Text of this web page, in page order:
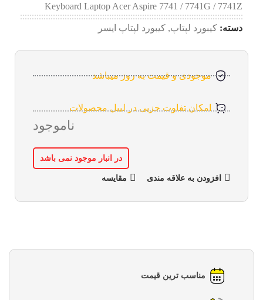
Keyboard Laptop Acer Aspire 7741 / 7741G / 7741Z
دسته: کیبورد لپتاپ, کیبورد لپتاپ ایسر
موجودی و قیمت به روز میباشد
امکان تفاوت جزیی در لیبل محصولات
ناموجود
در انبار موجود نمی باشد
افزودن به علاقه مندی مقایسه
مناسب ترین قیمت